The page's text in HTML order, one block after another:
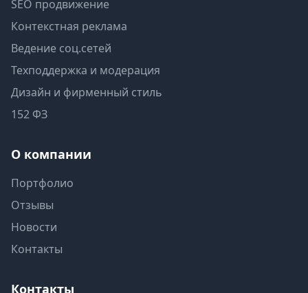
SEO продвижение
Контекстная реклама
Ведение соц.сетей
Техподдержка и модерация
Дизайн и фирменный стиль
152 ФЗ
О компании
Портфолио
Отзывы
Новости
Контакты
Контакты